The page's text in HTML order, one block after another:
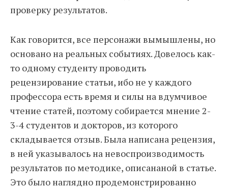
проверку результатов.
Как говорится, все персонажи вымышлены, но
основано на реальных событиях. Довелось как-
то одному студенту проводить
рецензирование статьи, ибо не у каждого
профессора есть время и силы на вдумчивое
чтение статей, поэтому собирается мнение 2-
3-4 студентов и докторов, из которого
складывается отзыв. Была написана рецензия,
в ней указывалось на невоспроизводимость
результатов по методике, описананой в статье.
Это было наглядно продемонстрированно